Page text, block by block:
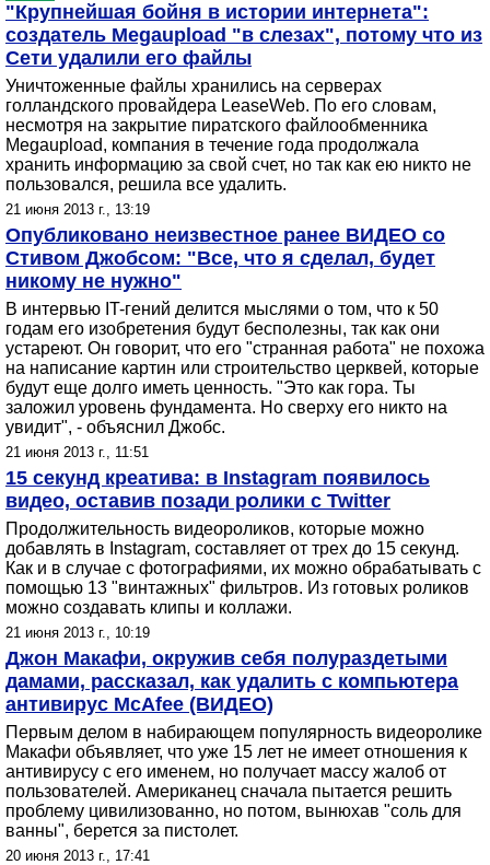
"Крупнейшая бойня в истории интернета":
создатель Megaupload "в слезах", потому что из
Сети удалили его файлы
Уничтоженные файлы хранились на серверах
голландского провайдера LeaseWeb. По его словам,
несмотря на закрытие пиратского файлообменника
Megaupload, компания в течение года продолжала
хранить информацию за свой счет, но так как ею никто не
пользовался, решила все удалить.
21 июня 2013 г., 13:19
Опубликовано неизвестное ранее ВИДЕО со
Стивом Джобсом: "Все, что я сделал, будет
никому не нужно"
В интервью IT-гений делится мыслями о том, что к 50
годам его изобретения будут бесполезны, так как они
устареют. Он говорит, что его "странная работа" не похожа
на написание картин или строительство церквей, которые
будут еще долго иметь ценность. "Это как гора. Ты
заложил уровень фундамента. Но сверху его никто на
увидит", - объяснил Джобс.
21 июня 2013 г., 11:51
15 секунд креатива: в Instagram появилось
видео, оставив позади ролики с Twitter
Продолжительность видеороликов, которые можно
добавлять в Instagram, составляет от трех до 15 секунд.
Как и в случае с фотографиями, их можно обрабатывать с
помощью 13 "винтажных" фильтров. Из готовых роликов
можно создавать клипы и коллажи.
21 июня 2013 г., 10:19
Джон Макафи, окружив себя полураздетыми
дамами, рассказал, как удалить с компьютера
антивирус McAfee (ВИДЕО)
Первым делом в набирающем популярность видеоролике
Макафи объявляет, что уже 15 лет не имеет отношения к
антивирусу с его именем, но получает массу жалоб от
пользователей. Американец сначала пытается решить
проблему цивилизованно, но потом, вынюхав "соль для
ванны", берется за пистолет.
20 июня 2013 г., 17:41